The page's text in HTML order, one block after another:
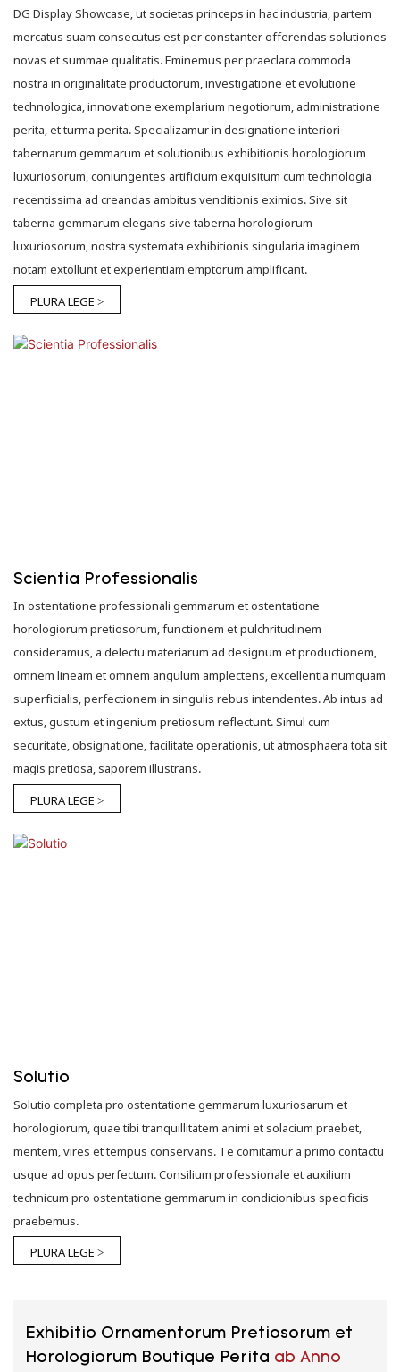
DG Display Showcase, ut societas princeps in hac industria, partem
mercatus suam consecutus est per constanter offerendas solutiones
novas et summae qualitatis. Eminemus per praeclara commoda
nostra in originalitate productorum, investigatione et evolutione
technologica, innovatione exemplarium negotiorum, administratione
perita, et turma perita. Specializamur in designatione interiori
tabernarum gemmarum et solutionibus exhibitionis horologiorum
luxuriosorum, coniungentes artificium exquisitum cum technologia
recentissima ad creandas ambitus venditionis eximios. Sive sit
taberna gemmarum elegans sive taberna horologiorum
luxuriosorum, nostra systemata exhibitionis singularia imaginem
notam extollunt et experientiam emptorum amplificant.
PLURA LEGE >
Scientia Professionalis
In ostentatione professionali gemmarum et ostentatione
horologiorum pretiosorum, functionem et pulchritudinem
consideramus, a delectu materiarum ad designum et productionem,
omnem lineam et omnem angulum amplectens, excellentia numquam
superficialis, perfectionem in singulis rebus intendentes. Ab intus ad
extus, gustum et ingenium pretiosum reflectunt. Simul cum
securitate, obsignatione, facilitate operationis, ut atmosphaera tota sit
magis pretiosa, saporem illustrans.
PLURA LEGE >
Solutio
Solutio completa pro ostentatione gemmarum luxuriosarum et
horologiorum, quae tibi tranquillitatem animi et solacium praebet,
mentem, vires et tempus conservans. Te comitamur a primo contactu
usque ad opus perfectum. Consilium professionale et auxilium
technicum pro ostentatione gemmarum in condicionibus specificis
praebemus.
PLURA LEGE >
Exhibitio Ornamentorum Pretiosorum et
Horologiorum Boutique Perita ab Anno